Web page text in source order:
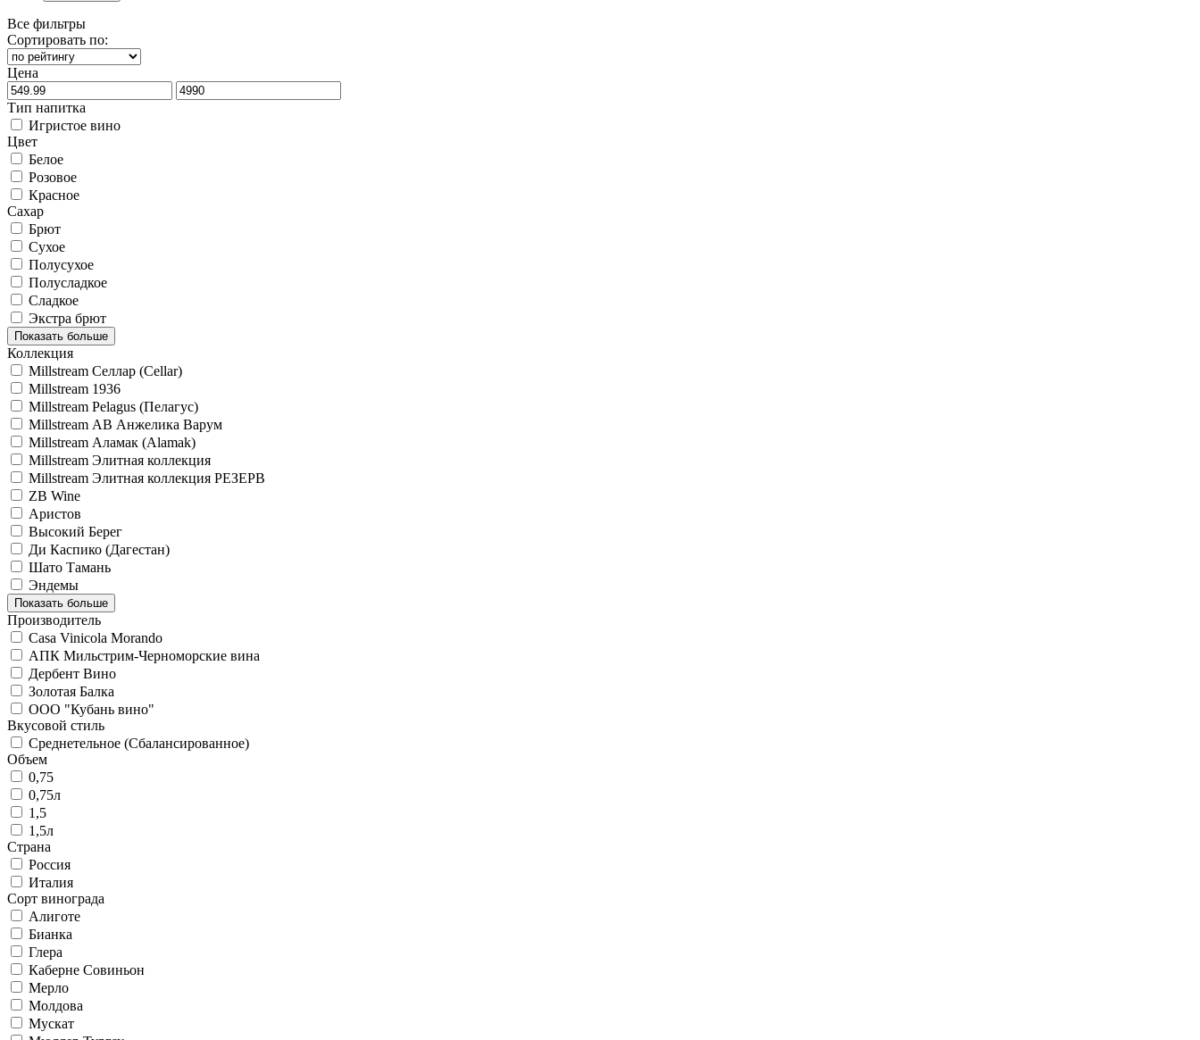
Все фильтры
Сортировать по:
Цена
Тип напитка
Игристое вино
Цвет
Белое
Розовое
Красное
Сахар
Брют
Сухое
Полусухое
Полусладкое
Сладкое
Экстра брют
Показать больше
Коллекция
Millstream Селлар (Cellar)
Millstream 1936
Millstream Pelagus (Пелагус)
Millstream АВ Анжелика Варум
Millstream Аламак (Alamak)
Millstream Элитная коллекция
Millstream Элитная коллекция РЕЗЕРВ
ZB Wine
Аристов
Высокий Берег
Ди Каспико (Дагестан)
Шато Тамань
Эндемы
Показать больше
Производитель
Casa Vinicola Morando
АПК Мильстрим-Черноморские вина
Дербент Вино
Золотая Балка
ООО "Кубань вино"
Вкусовой стиль
Среднетельное (Сбалансированное)
Объем
0,75
0,75л
1,5
1,5л
Страна
Россия
Италия
Сорт винограда
Алиготе
Бианка
Глера
Каберне Совиньон
Мерло
Молдова
Мускат